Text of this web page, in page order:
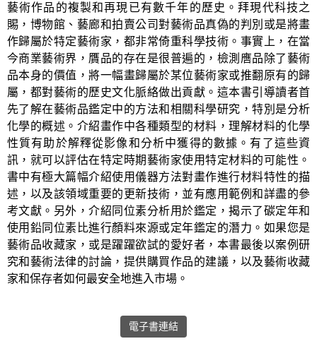
藝術作品的複製和再現已有數千年的歷史。拜現代科技之
賜，博物館、藝廊和拍賣公司對藝術品真偽的判別或是將畫
作歸屬於特定藝術家，都非常倚重科學技術。事實上，在當
今商業藝術界，贋品的存在是很普遍的，檢測噟品除了藝術
品本身的價值，將一幅畫歸屬於某位藝術家或推翻原有的歸
屬，都對藝術的歷史文化脈絡做出貢獻。這本書引導讀者首
先了解在藝術品鑑定中的方法和相關科學研究，特別是分析
化學的概述。介紹畫作中各種類型的材料，理解材料的化學
性質有助於解釋從影像和分析中獲得的數據。有了這些資
訊，就可以評估在特定時期藝術家使用特定材料的可能性。
書中有極大篇幅介紹使用儀器方法對畫作進行材料特性的描
述，以及該領域重要的更新技術，並有應用範例和詳盡的參
考文獻。另外，介紹同位素分析用於鑑定，揭示了碳定年和
使用鉛同位素比進行顏料來源或定年鑑定的潛力。如果您是
藝術品收藏家，或是躍躍欲試的愛好者，本書最後以案例研
究和藝術法律的討論，提供購買作品的建議，以及藝術收藏
家和保存者如何最安全地進入市場。
電子書連結